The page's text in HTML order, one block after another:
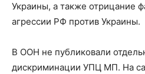
Украины, а также отрицание
агрессии РФ против Украины.
В ООН не публиковали
дискриминации УПЦ МП. На